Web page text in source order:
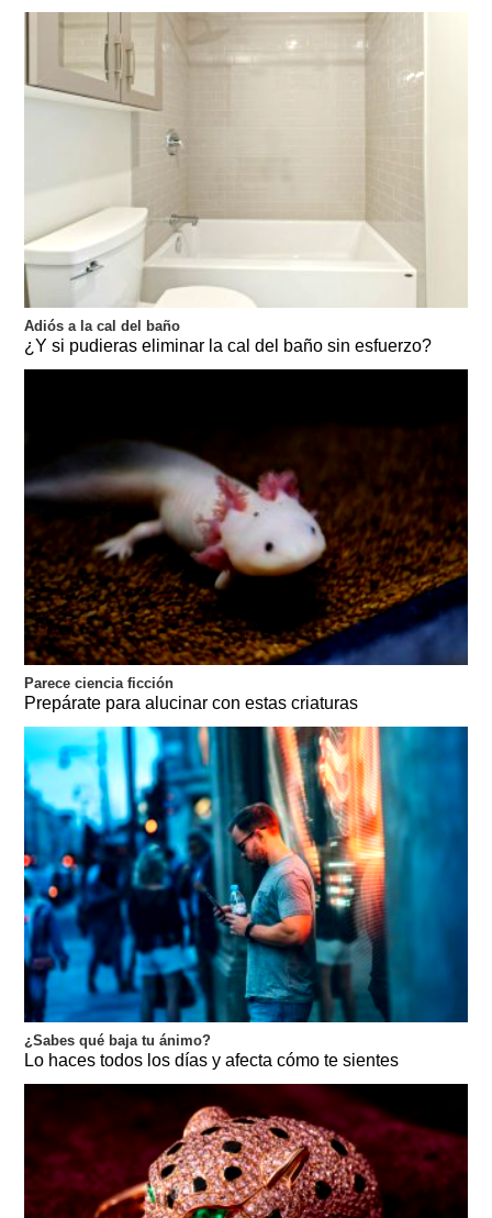
Adiós a la cal del baño
¿Y si pudieras eliminar la cal del baño sin esfuerzo?
Parece ciencia ficción
Prepárate para alucinar con estas criaturas
¿Sabes qué baja tu ánimo?
Lo haces todos los días y afecta cómo te sientes